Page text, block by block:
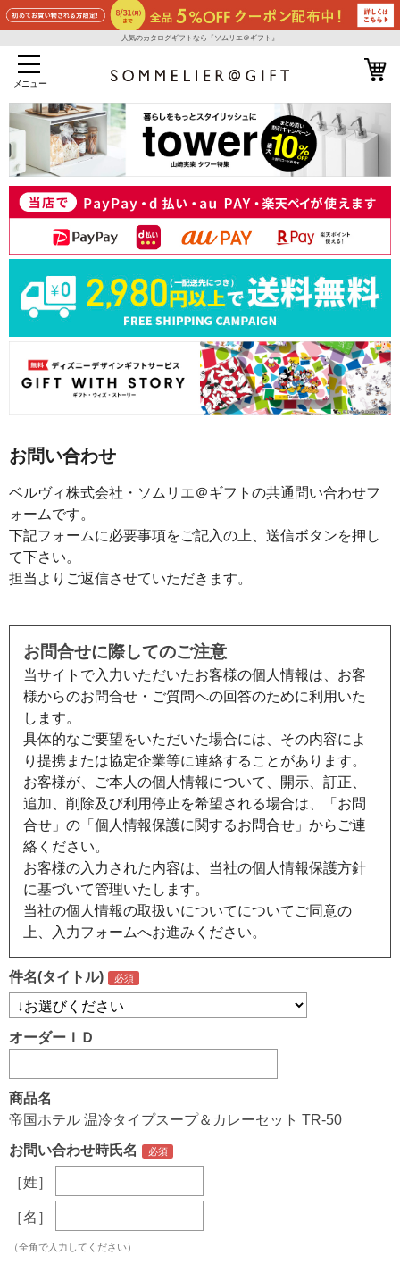
人気のカタログギフトなら『ソムリエ＠ギフト』
メニュー
お問い合わせ
ベルヴィ株式会社・ソムリエ＠ギフトの共通問い合わせフ
ォームです。
下記フォームに必要事項をご記入の上、送信ボタンを押し
て下さい。
担当よりご返信させていただきます。
お問合せに際してのご注意
当サイトで入力いただいたお客様の個人情報は、お客
様からのお問合せ・ご質問への回答のために利用いた
します。
具体的なご要望をいただいた場合には、その内容によ
り提携または協定企業等に連絡することがあります。
お客様が、ご本人の個人情報について、開示、訂正、
追加、削除及び利用停止を希望される場合は、「お問
合せ」の「個人情報保護に関するお問合せ」からご連
絡ください。
お客様の入力された内容は、当社の個人情報保護方針
に基づいて管理いたします。
当社の個人情報の取扱いについてについてご同意の
上、入力フォームへお進みください。
件名(タイトル)
オーダーＩＤ
商品名
帝国ホテル 温冷タイプスープ＆カレーセット TR-50
お問い合わせ時氏名
［姓］
［名］
（全角で入力してください）